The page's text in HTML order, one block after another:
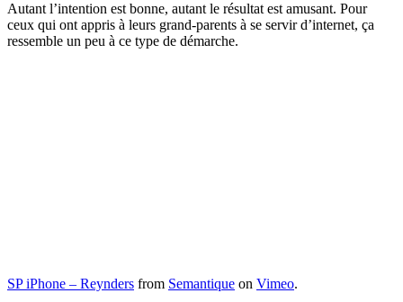
Autant l’intention est bonne, autant le résultat est amusant. Pour
ceux qui ont appris à leurs grand-parents à se servir d’internet, ça
ressemble un peu à ce type de démarche.
SP iPhone – Reynders from Semantique on Vimeo.